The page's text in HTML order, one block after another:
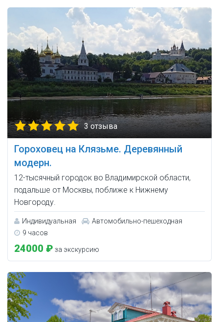
3 отзыва
Гороховец на Клязьме. Деревянный
модерн.
12-тысячный городок во Владимирской области,
подальше от Москвы, поближе к Нижнему
Новгороду.
Индивидуальная
Автомобильно-пешеходная
9 часов
24000 ₽ за экскурсию